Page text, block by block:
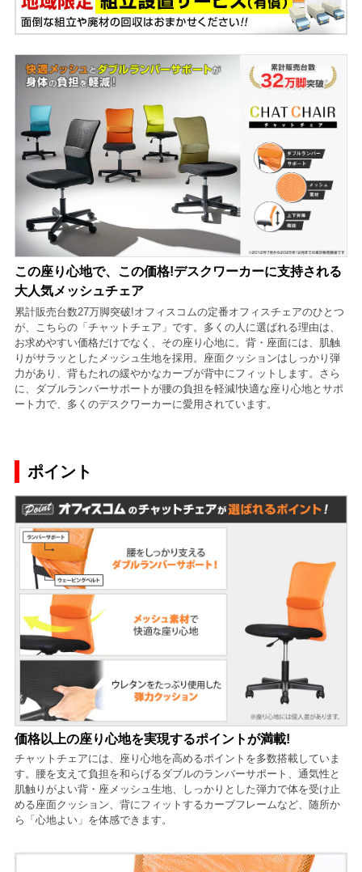
この座り心地で、この価格!デスクワーカーに支持される
大人気メッシュチェア
累計販売台数27万脚突破!オフィスコムの定番オフィスチェアのひとつ
が、こちらの「チャットチェア」です。多くの人に選ばれる理由は、
お求めやすい価格だけでなく、その座り心地に。背・座面には、肌触
りがサラッとしたメッシュ生地を採用。座面クッションはしっかり弾
力があり、背もたれの緩やかなカーブが背中にフィットします。さら
に、ダブルランバーサポートが腰の負担を軽減!快適な座り心地とサポ
ート力で、多くのデスクワーカーに愛用されています。
ポイント
価格以上の座り心地を実現するポイントが満載!
チャットチェアには、座り心地を高めるポイントを多数搭載していま
す。腰を支えて負担を和らげるダブルのランバーサポート、通気性と
肌触りがよい背・座メッシュ生地、しっかりとした弾力で体を受け止
める座面クッション、背にフィットするカーブフレームなど、随所か
ら「心地よい」を体感できます。